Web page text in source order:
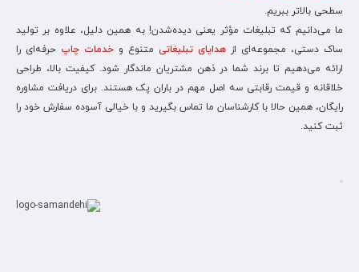
سطحی بالاتر ببریم.
ما می‌دانیم که تبلیغات مؤثر یعنی دیده‌شدن! به همین دلیل، علاوه بر تولید
ساک دستی، مجموعه‌ای از هدایای تبلیغاتی متنوع و خدمات چاپ حرفه‌ای را
ارائه می‌دهیم تا برند شما در ذهن مشتریان ماندگار شود. کیفیت بالا، طراحی
خلاقانه و قیمت رقابتی سه اصل مهم در باران پک هستند. برای دریافت مشاوره
رایگان، همین حالا با کارشناسان ما تماس بگیرید و با خیالی آسوده سفارش خود را
ثبت کنید.